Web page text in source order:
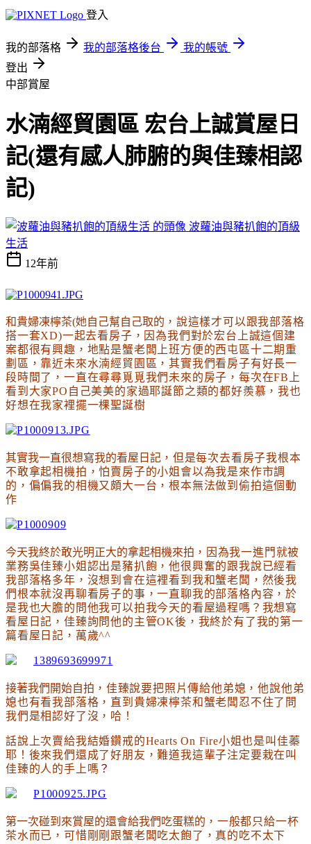
登入
我的部落格 我的部落格後台
我的帳號
登出
中部賞屋
水湳經貿園區 宏台上誠賞屋日
記(還有感人肺腑的與佳臻相認
記)
波蘿油與豬扒飽的頂級
生活
12年前
和貴婦凍檸茶(她自己幫自己取的 ，說這樣才可以跟我部落格
搭一套XD)一起去看房子 ，因為我們對於宏台上誠這個建
案都很有興趣 ，地點是蟹老闆上班方便的西屯區十二期重
劃區 ， 靠近未來水湳經貿園區 ，其實我們看房子有好長一
段時間了 ，一直在尋尋覓覓我們未來的房子 ，每次在FB上
看到大家PO自己美美的家過耶誕節之類的都好羨慕 ，我也
好想在我家裡擺一棵聖誕樹
其實我一直很想寫我的看屋日記 ，但是每次去看房子我根本
不敢拿起相機拍 ，怕賣房子的小姐會以為我是來作市調
的 ，偏偏我的相機又頗大一台 ，根本無法做到偷拍這個動
作
今天我終於敢光明正大的拿起相機來拍 ，因為我一進門就被
業務吳佳臻小姐認出是豬扒飽，他很興奮的跟我說已經看
我部落格多年，沒想到會在這裡看到我和蟹老闆，然後我
們根本就沒再聊看房子的事，一直聊我的部落格內容，於
是我也大膽的問他我可以拍我今天的看屋過程嗎 ？我想寫
看屋日記 ，佳臻詢問他的主管OK後，我終於有了我的第一
篇看屋日記，萬歲^^
接著我們開始自拍 ，佳臻說要把照片傳給他弟媳 ，他說他弟
媳也有看我部落格 ， 直到 貴婦凍檸茶和蟹老闆忍不住了問
我們是相認好了沒 ，哈 ！
話說上次賣給我結婚鑽戒的Hearts On Fire小姐也是叫佳蓁
耶 ！後來我們還成了好朋友 ，難道我這輩子注定要栽在叫
佳臻的人的手上嗎 ？
第一次碰到來賞屋的還會給我們吃蛋糕的 ，一般都只給一杯
茶水而已 ，可惜剛剛跟蟹老闆吃太飽了 ，真的吃不太下